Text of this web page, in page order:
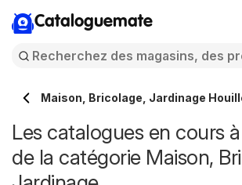
Cataloguemate
Maison, Bricolage, Jardinage
Les catalogues en cours
de la catégorie Maison,